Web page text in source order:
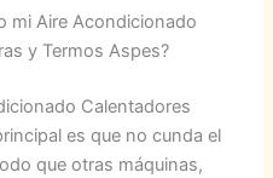
mi Aire Acondicionado
y Termos Aspes?
Calentadores
es que no cunda el
que otras máquinas,